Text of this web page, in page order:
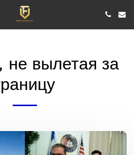
не вылетая за